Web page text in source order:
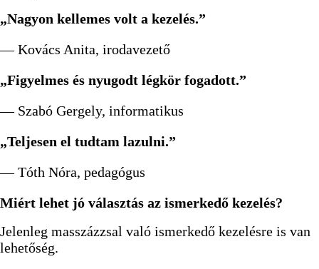
„Nagyon kellemes volt a kezelés.”
— Kovács Anita, irodavezető
„Figyelmes és nyugodt légkör fogadott.”
— Szabó Gergely, informatikus
„Teljesen el tudtam lazulni.”
— Tóth Nóra, pedagógus
Miért lehet jó választás az ismerkedő kezelés?
Jelenleg masszázzsal való ismerkedő kezelésre is van
lehetőség.